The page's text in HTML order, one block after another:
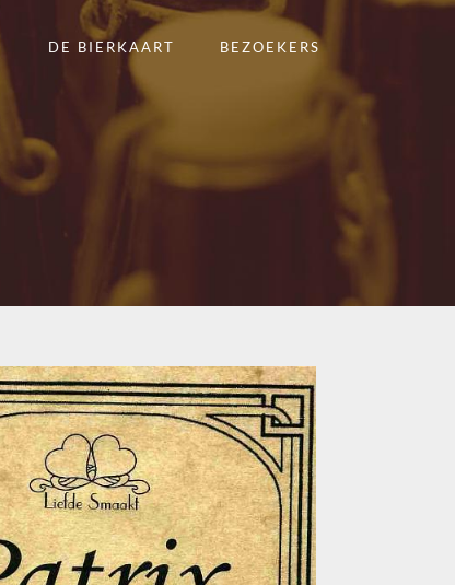
DE BIERKAART BEZOEKERS